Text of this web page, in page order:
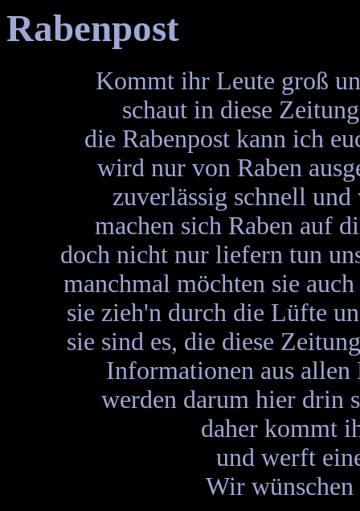
Rabenpost
Kommt ihr Leute groß
schaut in diese
die Rabenpost kann ich
wird nur von Raben
zuverlässig schnell und
machen sich Raben auf
doch nicht nur liefern tun
manchmal möchten sie auch
sie zieh'n durch die Lüfte
sie sind es, die diese
Informationen aus allen
werden darum hier drin
daher kommt
und werft
Wir